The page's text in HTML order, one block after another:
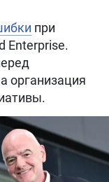
при
Enterprise.
организация